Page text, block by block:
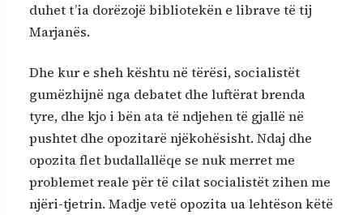
duhet t’ia dorëzojë bibliotekën e librave të tij
Marjanës.
Dhe kur e sheh kështu në tërësi, socialistët
gumëzhijnë nga debatet dhe luftërat brenda
tyre, dhe kjo i bën ata të ndjehen të gjallë në
pushtet dhe opozitarë njëkohësisht. Ndaj dhe
opozita flet budallallëqe se nuk merret me
problemet reale për të cilat socialistët zihen me
njëri-tjetrin. Madje vetë opozita ua lehtëson këtë